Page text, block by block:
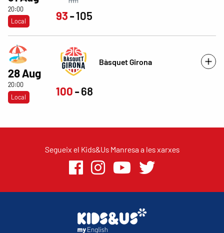
20:00
Local
93 105
28 Aug
20:00
Local
Bàsquet Girona
100 68
Segueix el Kids&Us Manresa a les xarxes